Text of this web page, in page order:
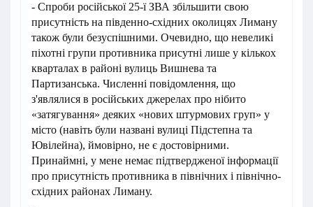
- Спроби російської 25-ї ЗВА збільшити свою
присутність на південно-східних околицях Лиману
також були безуспішними. Очевидно, що невеликі
піхотні групи противника присутні лише у кількох
кварталах в районі вулиць Вишнева та
Партизанська. Численні повідомлення, що
з'являлися в російських джерелах про нібито
«затягування» деяких «нових штурмових груп» у
місто (навіть були названі вулиці Підстепна та
Ювілейна), ймовірно, не є достовірними.
Принаймні, у мене немає підтвердженої інформації
про присутність противника в північних і північно-
східних районах Лиману.